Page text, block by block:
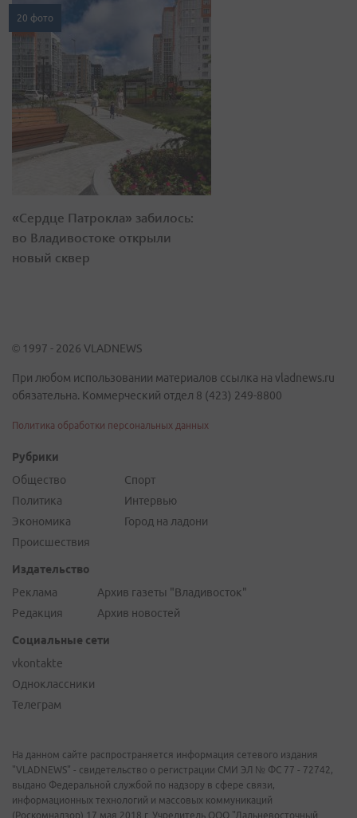
20 фото
«Сердце Патрокла» забилось:
во Владивостоке открыли
новый сквер
© 1997 - 2026 VLADNEWS
При любом использовании материалов ссылка на vladnews.ru
обязательна. Коммерческий отдел 8 (423) 249-8800
Политика обработки персональных данных
Рубрики
Общество
Политика
Экономика
Происшествия
Спорт
Интервью
Город на ладони
Издательство
Реклама
Редакция
Архив газеты "Владивосток"
Архив новостей
Социальные сети
vkontakte
Одноклассники
Телеграм
На данном сайте распространяется информация сетевого издания
"VLADNEWS" - свидетельство о регистрации СМИ ЭЛ № ФС 77 - 72742,
выдано Федеральной службой по надзору в сфере связи,
информационных технологий и массовых коммуникаций
(Роскомнадзор) 17 мая 2018 г. Учредитель ООО "Дальневосточный